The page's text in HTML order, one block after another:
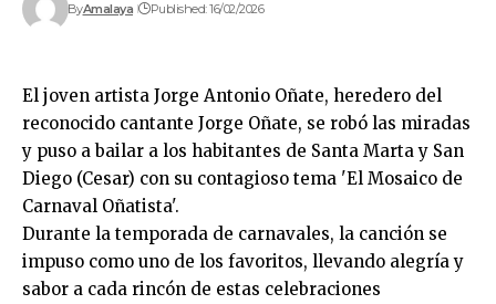
ByAmalaya Published: 16/02/2026
El joven artista Jorge Antonio Oñate, heredero del
reconocido cantante Jorge Oñate, se robó las miradas
y puso a bailar a los habitantes de Santa Marta y San
Diego (Cesar) con su contagioso tema 'El Mosaico de
Carnaval Oñatista'.
Durante la temporada de carnavales, la canción se
impuso como uno de los favoritos, llevando alegría y
sabor a cada rincón de estas celebraciones